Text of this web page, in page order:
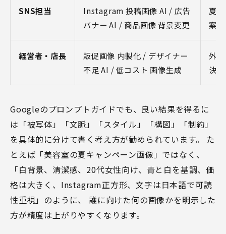
SNS担当
Instagram 投稿画像 AI / 広告
バナー AI / 商品画像 背景変更
夏
案
経営者・店長
販促画像 内製化 / デザイナー
不足 AI / 低コスト 画像生成
外
決
Googleのプロンプトガイドでも、良い結果を得るに
は「被写体」「文脈」「スタイル」「構図」「制約」
を具体的に分けて書く考え方が勧められています。 た
とえば「美容室の夏キャンペーン画像」ではなく、
「白背景、清潔感、20代女性向け、青と白を基調、価
格は大きく、Instagram正方形、文字は日本語で可読
性重視」のように、 誰に向けた何の画像かを明示した
方が精度は上がりやすくなります。